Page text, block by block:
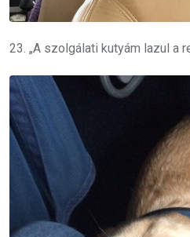
23. „A szolgálati kutyám lazul a